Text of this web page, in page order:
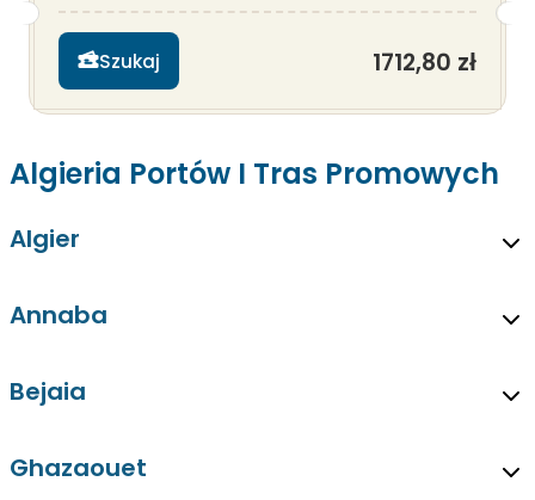
Szukaj 1712,80 zł
Algieria Portów I Tras Promowych
Algier
Annaba
Bejaia
Ghazaouet